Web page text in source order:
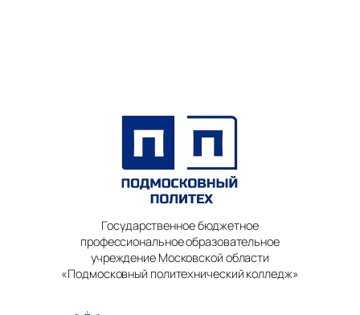
Государственное бюджетное
профессиональное образовательное
учреждение Московской области
«Подмосковный политехнический колледж»